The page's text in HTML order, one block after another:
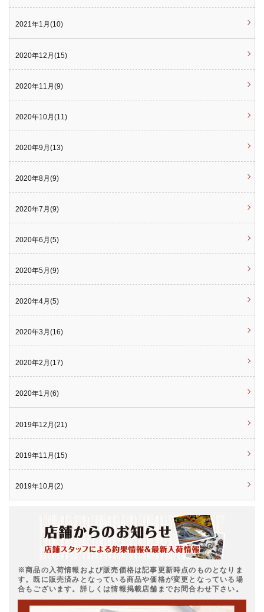
2021年1月(10)
2020年12月(15)
2020年11月(9)
2020年10月(11)
2020年9月(13)
2020年8月(9)
2020年7月(9)
2020年6月(5)
2020年5月(9)
2020年4月(5)
2020年3月(16)
2020年2月(17)
2020年1月(6)
2019年12月(21)
2019年11月(15)
2019年10月(2)
※商品の入荷情報および販売価格は記事更新時点のものとなりま
す。既に販売済みとなっている商品や価格が変更となっている場
合もございます。詳しくは情報掲載店舗までお問合わせ下さい。